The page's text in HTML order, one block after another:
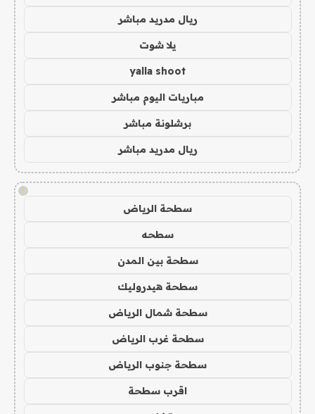
ريال مدريد مباشر
يلا شوت
yalla shoot
مباريات اليوم مباشر
برشلونة مباشر
ريال مدريد مباشر
!
سطحة الرياض
سطحه
سطحة بين المدن
سطحة هيدروليك
سطحة شمال الرياض
سطحة غرب الرياض
سطحة جنوب الرياض
اقرب سطحة